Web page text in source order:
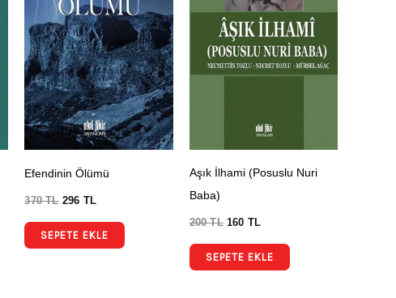
Efendinin Ölümü
370TL 296 TL
SEPETE EKLE
Aşık İlhami (Posuslu Nuri
Baba)
200TL 160 TL
SEPETE EKLE